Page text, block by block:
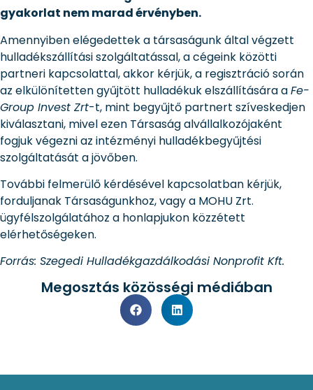
gyakorlat nem marad érvényben.
Amennyiben elégedettek a társaságunk által végzett
hulladékszállítási szolgáltatással, a cégeink közötti
partneri kapcsolattal, akkor kérjük, a regisztráció során
az elkülönítetten gyűjtött hulladékuk elszállítására aFe-
Group Invest Zrt-t, mint begyűjtő partnert szíveskedjen
kiválasztani, mivel ezen Társaság alvállalkozójaként
fogjuk végezni az intézményi hulladékbegyűjtési
szolgáltatását a jövőben.
További felmerülő kérdésével kapcsolatban kérjük,
forduljanak Társaságunkhoz, vagy a MOHU Zrt.
ügyfélszolgálatához a honlapjukon közzétett
elérhetőségeken.
Forrás: Szegedi Hulladékgazdálkodási Nonprofit Kft.
Megosztás közösségi médiában